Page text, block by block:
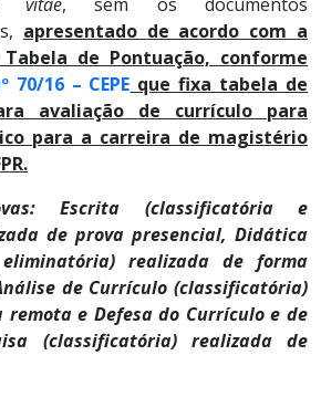
apresentado de acordo com a
de Pontuação, conforme
70/16 – CEPE que fixa tabela de
avaliação de currículo para
para a carreira de magistério
Escrita (classificatória e
de prova presencial, Didática
realizada de forma
de Currículo (classificatória)
e Defesa do Currículo e de
(classificatória) realizada de